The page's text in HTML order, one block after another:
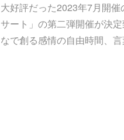
大好評だった2023年7月開
サート」の第二弾開催が決
なで創る感情の自由時間、